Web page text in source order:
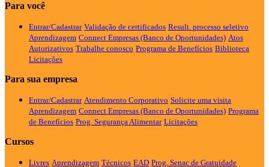
Para você
Entrar/Cadastrar Validação de certificados Result. processo seletivo
Aprendizagem Connect Empresas (Banco de Oportunidades) Atos
Autorizativos Trabalhe conosco Programa de Benefícios Biblioteca
Licitações
Para sua empresa
Entrar/Cadastrar Atendimento Corporativo Solicite uma visita
Aprendizagem Connect Empresas (Banco de Oportunidades) Programa
de Benefícios Prog. Segurança Alimentar Licitações
Cursos
Livres Aprendizagem Técnicos EAD Prog. Senac de Gratuidade